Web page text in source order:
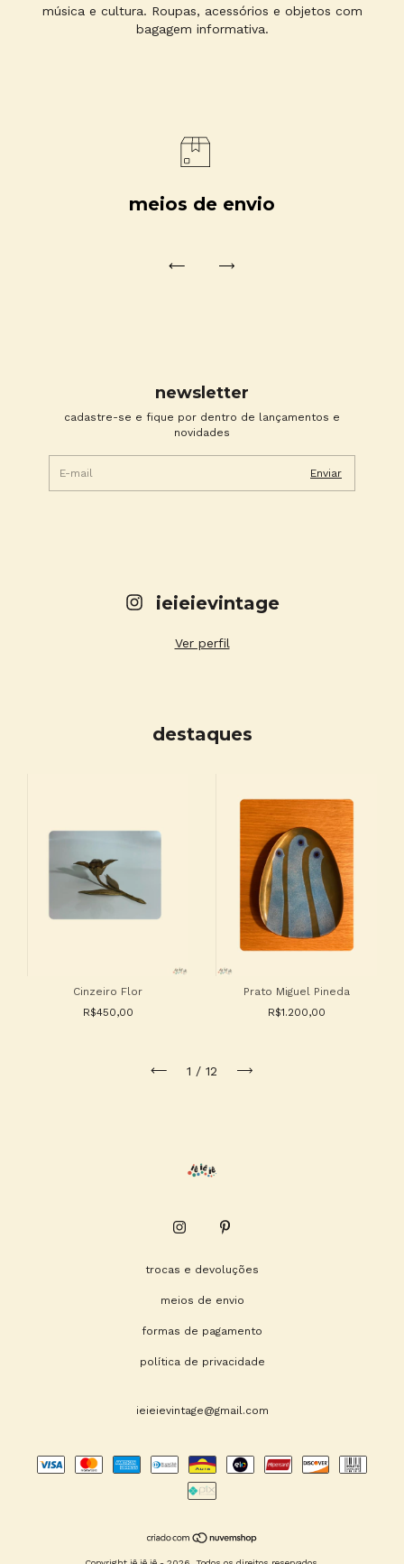
música e cultura. Roupas, acessórios e objetos com
bagagem informativa.
meios de envio
newsletter
cadastre-se e fique por dentro de lançamentos e
novidades
ieieievintage
Ver perfil
destaques
Cinzeiro Flor
R$450,00
Prato Miguel Pineda
R$1.200,00
1 / 12
trocas e devoluções
meios de envio
formas de pagamento
política de privacidade
ieieievintage@gmail.com